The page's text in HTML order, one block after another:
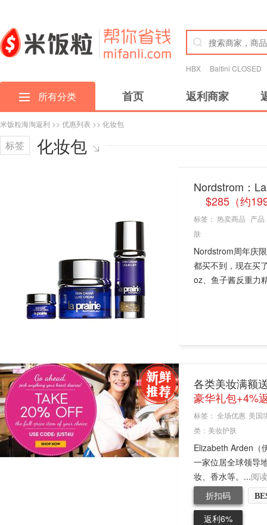
HBX Baltini CLOSED
所有分类 首页 返利商家
米饭粒海淘返利 >> 优惠列表 >> 化妆包
标签 化妆包
Nordstrom：
$285（约
标签： 热卖商品 产品
肤
Nordstrom周年庆
都买不到，现在买
oz、鱼子酱反重力
各类美妆满额
豪华礼包+4%
标签： 全场优惠 美国
类： 美妆护肤
Elizabeth Arden（
一家位居全球领导
妆、香水等。...阅
折扣码
返利6%